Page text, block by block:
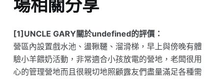
場相關分享
[1]UNCLE GARY關於undefined的評價：
營區內設置戲水池、盪鞦韆、溜滑梯，早上與傍晚有體
驗小羊餵奶活動，非常適合小孩放電的營地，老闆很用
心的管理營地而且很親切地照顧露友們盡量滿足各種需